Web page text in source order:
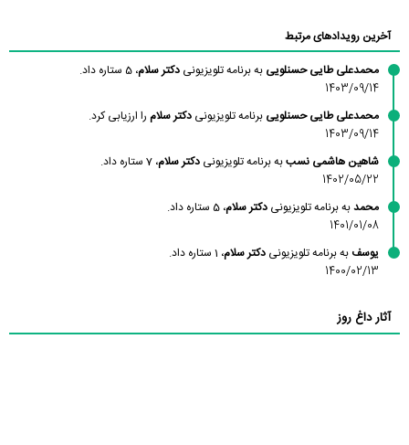
آخرین رویدادهای مرتبط
محمدعلی طایی حسنلویی به برنامه تلویزیونی دکتر سلام، 5 ستاره داد.
1403/09/14
محمدعلی طایی حسنلویی برنامه تلویزیونی دکتر سلام را ارزیابی کرد.
1403/09/14
شاهین هاشمی نسببه برنامه تلویزیونی دکتر سلام، 7 ستاره داد.
1402/05/22
محمدبه برنامه تلویزیونی دکتر سلام، 5 ستاره داد.
1401/01/08
یوسف به برنامه تلویزیونی دکتر سلام، 1 ستاره داد.
1400/02/13
آثار داغ روز